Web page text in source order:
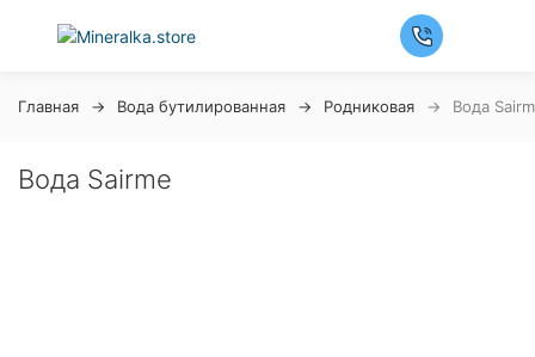
Главная Вода бутилированная Родниковая Вода
Вода Sairme